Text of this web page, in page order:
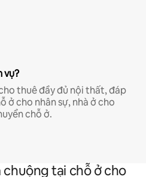
vụ?
thuê đầy đủ nội thất, đáp
ở cho nhân sự, nhà ở cho
chỗ ở.
chuộng tại chỗ ở cho